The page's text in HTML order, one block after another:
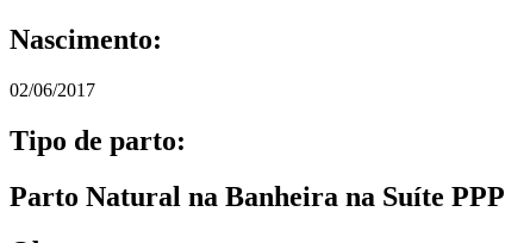
Nascimento:
02/06/2017
Tipo de parto:
Parto Natural na Banheira na Suíte PPP